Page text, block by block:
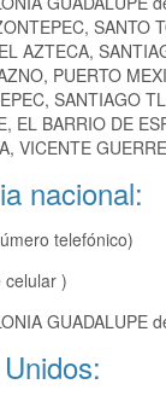
AZTECA,
PUERTO
SANTIAGO
EL BARRIO DE
VICENTE
nacional:
telefónico)
)
GUADALUPE